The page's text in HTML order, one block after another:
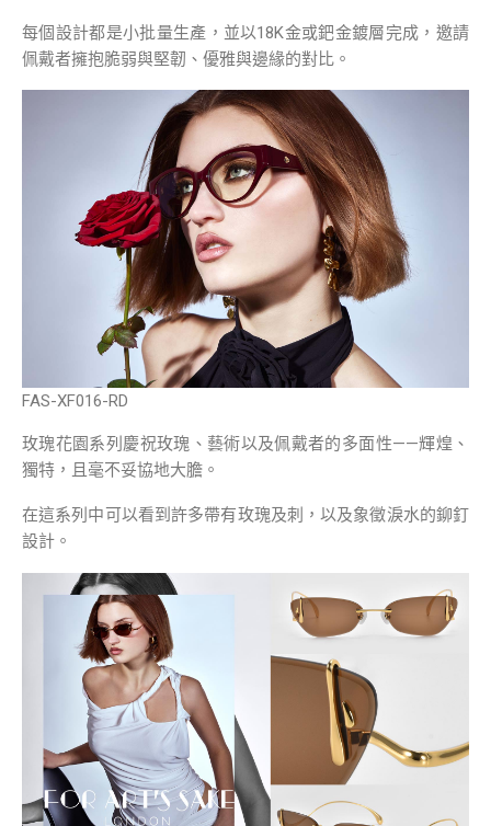
每個設計都是小批量生產，並以18K金或鈀金鍍層完成，邀請
佩戴者擁抱脆弱與堅韌、優雅與邊緣的對比。
FAS-XF016-RD
玫瑰花園系列慶祝玫瑰、藝術以及佩戴者的多面性——輝煌、
獨特，且毫不妥協地大膽。
在這系列中可以看到許多帶有玫瑰及刺，以及象徵淚水的鉚釘
設計。